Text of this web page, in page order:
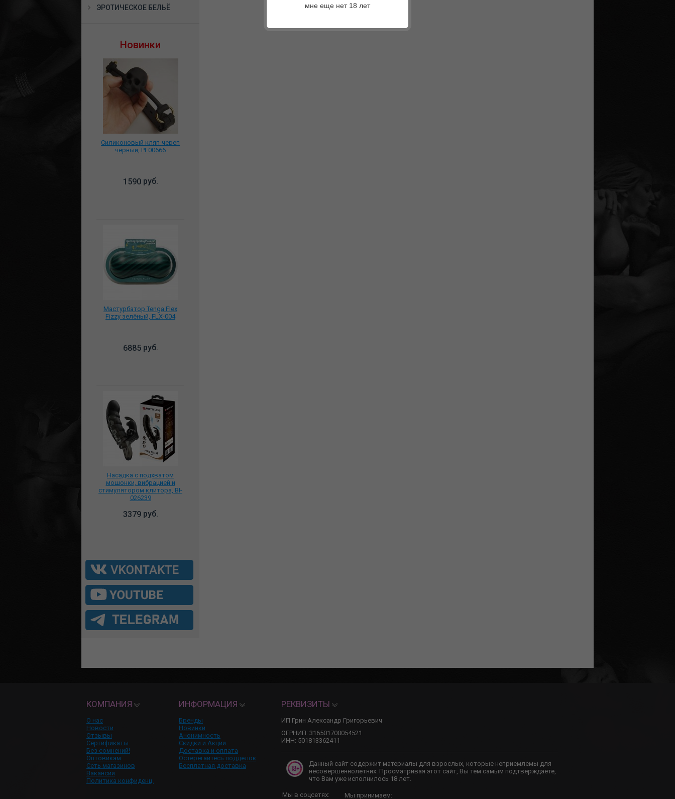
ЭРОТИЧЕСКОЕ БЕЛЬЁ
Новинки
Силиконовый кляп-череп
чёрный, PL00666
1590руб.
Мастурбатор Tenga Flex
Fizzy зелёный, FLX-004
6885руб.
Насадка с подхватом
мошонки, вибрацией и
стимулятором клитора, BI-
026239
3379руб.
КОМПАНИЯ
О нас
Новости
Отзывы
Сертификаты
Без сомнений!
Оптовикам
Сеть магазинов
Вакансии
Политика конфиденц.
ИНФОРМАЦИЯ
Бренды
Новинки
Анонимность
Скидки и Акции
Доставка и оплата
Остерегайтесь подделок
Бесплатная доставка
РЕКВИЗИТЫ
ИП Грин Александр Григорьевич
ОГРНИП: 316501700054521
ИНН: 501813362411
Данный сайт содержит материалы для взрослых, которые неприемлемы для
несовершеннолетних. Просматривая этот сайт, Вы тем самым подтверждаете,
что Вам уже исполнилось 18 лет.
Мы в соцсетях: Мы принимаем:
мне еще нет 18 лет